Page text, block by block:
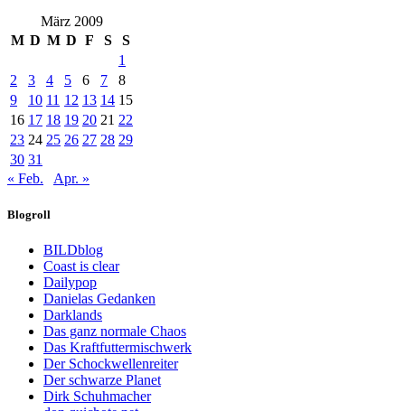
März 2009
M D M D F S
S
1
2
3 4 5 6 7
8
9
10 11 12 13 14 15
16 17 18 19 20 21 22
23 24 25 26 27 28 29
30 31
« Feb.
Apr. »
Blogroll
BILDblog
Coast is clear
Dailypop
Danielas Gedanken
Darklands
Das ganz normale Chaos
Das Kraftfuttermischwerk
Der Schockwellenreiter
Der schwarze Planet
Dirk Schuhmacher